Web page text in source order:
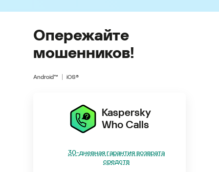
Опережайте
мошенников!
Android™ iOS®
Kaspersky
Who Calls
30-дневная гарантия возврата
средств